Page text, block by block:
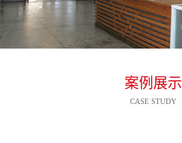
案例展示
CASE STUDY